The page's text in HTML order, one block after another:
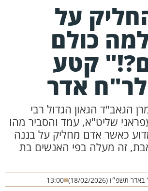
על
כולם
קטע
אדר
הגאון הגדול רבי
שליט"א, עמד והסביר מהו
כאשר אדם מחליק על בננה
זה מעלה בפי האנשים בת
(18/02/2026)
13:00